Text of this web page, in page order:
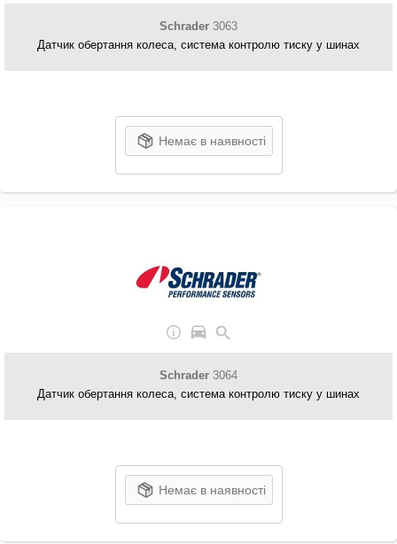
Schrader 3063
Датчик обертання колеса, система контролю тиску у шинах
Немає в наявності
Schrader 3064
Датчик обертання колеса, система контролю тиску у шинах
Немає в наявності